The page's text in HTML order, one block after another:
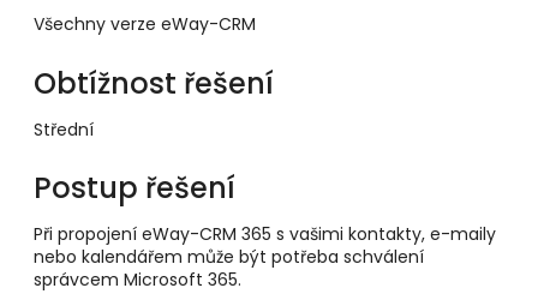
Všechny verze eWay-CRM
Obtížnost řešení
Střední
Postup řešení
Při propojení eWay-CRM 365 s vašimi kontakty, e-maily
nebo kalendářem může být potřeba schválení
správcem Microsoft 365.